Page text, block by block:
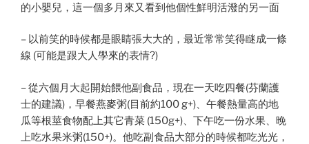
的小嬰兒，這一個多月來又看到他個性鮮明活潑的另一面
– 以前笑的時候都是眼睛張大大的，最近常常笑得瞇成一條
線 (可能是跟大人學來的表情?)
– 從六個月大起開始餵他副食品，現在一天吃四餐(芬蘭護
士的建議)，早餐燕麥粥(目前約100 g+)、午餐熱量高的地
瓜等根莖食物配上其它青菜 (150g+)、下午吃一份水果、晚
上吃水果米粥(150+)。他吃副食品大部分的時候都吃光光，